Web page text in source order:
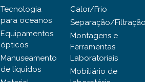
Tecnologia
para oceanos
Equipamentos
ópticos
Manuseamento
de líquidos
Calor/Frio
Separação/
Montagens e
Ferramentas
Laboratoriais
Mobiliário de